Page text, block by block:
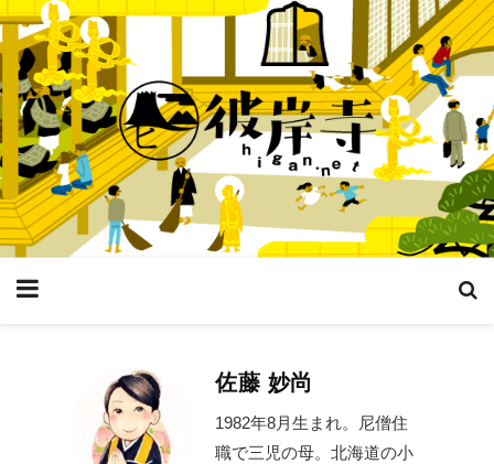
佐藤 妙尚
1982年8月生まれ。尼僧住
職で三児の母。北海道の小